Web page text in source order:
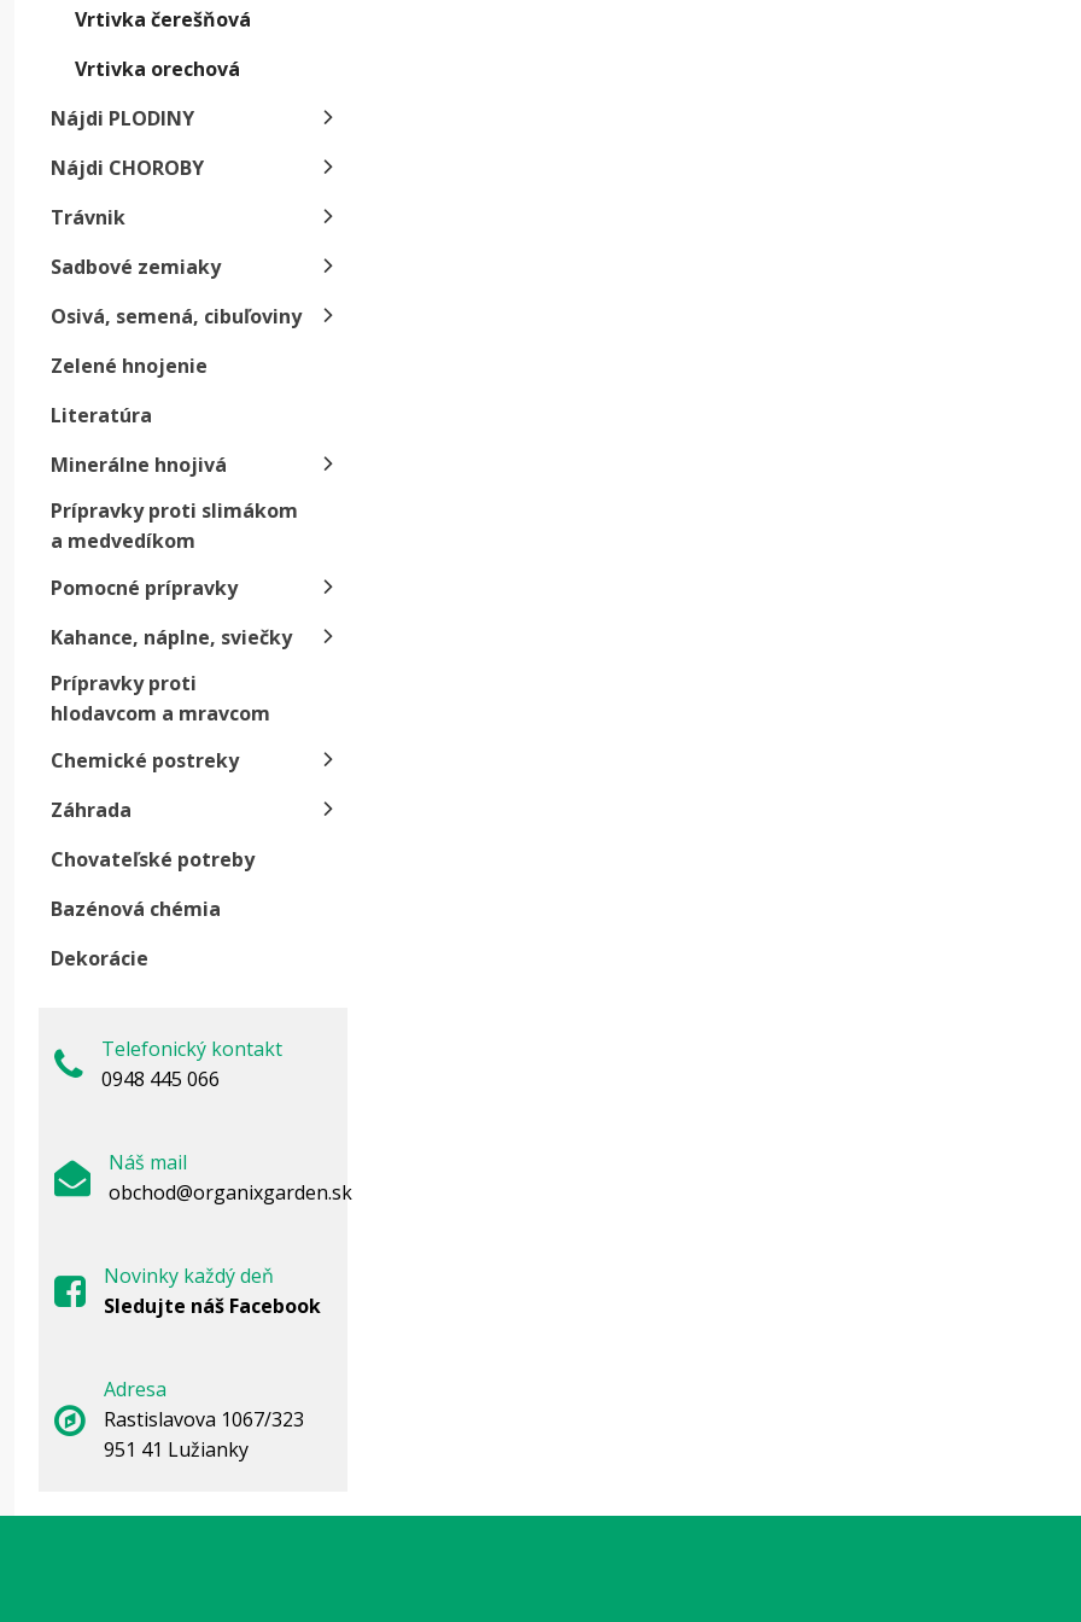
Vrtivka čerešňová
Vrtivka orechová
Nájdi PLODINY
Nájdi CHOROBY
Trávnik
Sadbové zemiaky
Osivá, semená, cibuľoviny
Zelené hnojenie
Literatúra
Minerálne hnojivá
Prípravky proti slimákom
a medvedíkom
Pomocné prípravky
Kahance, náplne, sviečky
Prípravky proti
hlodavcom a mravcom
Chemické postreky
Záhrada
Chovateľské potreby
Bazénová chémia
Dekorácie
Telefonický kontakt
0948 445 066
Náš mail
obchod@organixgarden.sk
Novinky každý deň
Sledujte náš Facebook
Adresa
Rastislavova 1067/323
951 41 Lužianky